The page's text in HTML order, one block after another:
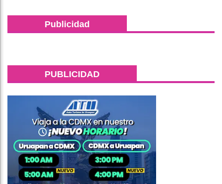
Publicidad
PUBLICIDAD